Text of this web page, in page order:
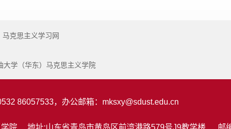
马克思主义学习网
大学（华东）马克思主义学院
86057533，办公邮箱： mksxy@sdust.edu.cn
院 地址:山东省青岛市黄岛区前湾港路579号J9教学楼. 邮